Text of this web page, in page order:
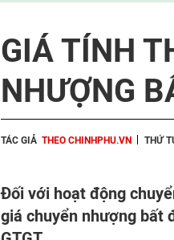
GIÁ TÍNH
NHƯỢNG
TÁC GIẢ THEO CHINHPHU.VN THỨ
Đối với hoạt động
giá chuyển nhượng bất